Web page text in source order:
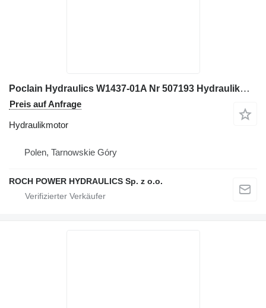
Poclain Hydraulics W1437-01A Nr 507193 Hydraulikmotor für Bagger
Preis auf Anfrage
Hydraulikmotor
Polen, Tarnowskie Góry
ROCH POWER HYDRAULICS Sp. z o.o.